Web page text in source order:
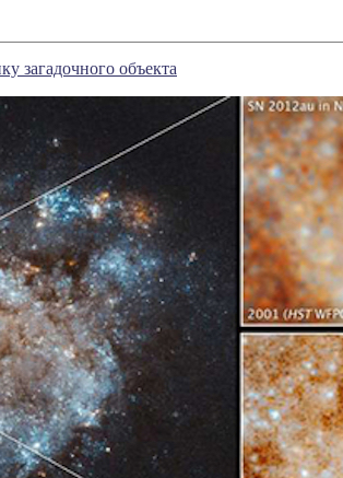
загадочного объекта